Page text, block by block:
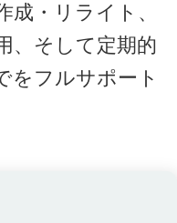
成・リライト、
、そして定期的
をフルサポート